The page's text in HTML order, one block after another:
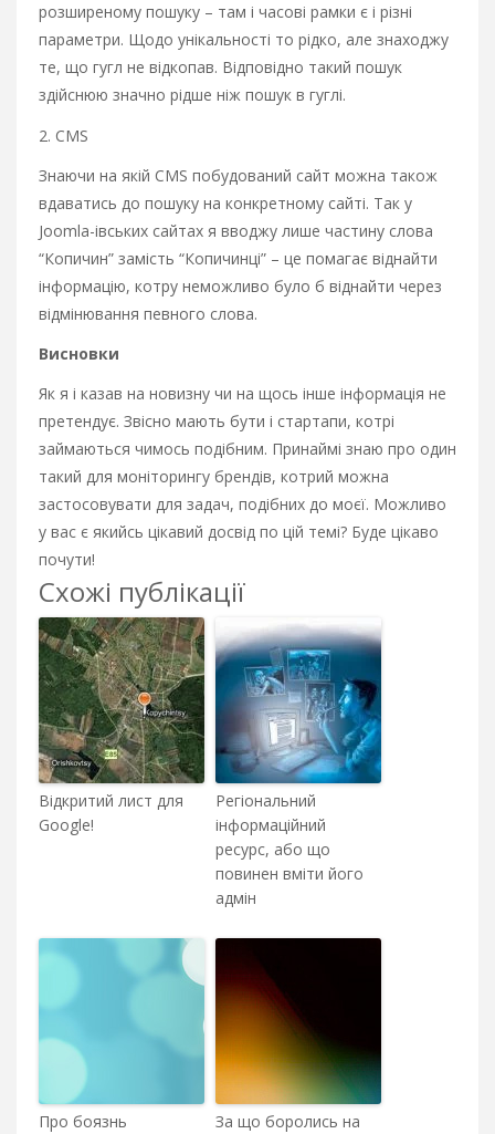
розширеному пошуку – там і часові рамки є і різні
параметри. Щодо унікальності то рідко, але знаходжу
те, що гугл не відкопав. Відповідно такий пошук
здійснюю значно рідше ніж пошук в гуглі.
2. CMS
Знаючи на якій CMS побудований сайт можна також
вдаватись до пошуку на конкретному сайті. Так у
Joomla-івських сайтах я вводжу лише частину слова
“Копичин” замість “Копичинці” – це помагає віднайти
інформацію, котру неможливо було б віднайти через
відмінювання певного слова.
Висновки
Як я і казав на новизну чи на щось інше інформація не
претендує. Звісно мають бути і стартапи, котрі
займаються чимось подібним. Принаймі знаю про один
такий для моніторингу брендів, котрий можна
застосовувати для задач, подібних до моєї. Можливо
у вас є якийсь цікавий досвід по цій темі? Буде цікаво
почути!
Схожі публікації
Відкритий лист для
Google!
Регіональний
інформаційний
ресурс, або що
повинен вміти його
адмін
Про боязнь
За що боролись на